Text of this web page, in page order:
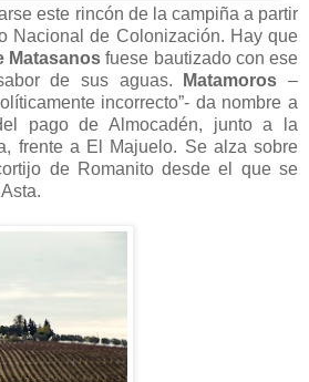
este rincón de la campiña a partir
Nacional de Colonización. Hay que
Matasanos fuese bautizado con ese
de sus aguas.
Matamoros –
incorrecto”- da nombre a
pago de Almocadén, junto a la
frente a El Majuelo. Se alza sobre
de Romanito desde el que se